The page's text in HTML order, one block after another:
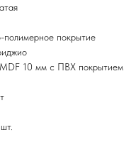
покрытие
MDF 10 мм с ПВХ покрытием